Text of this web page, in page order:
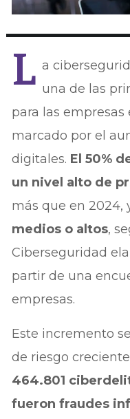
L a
una de las
para las
marcado por el
digitales. El 50%
un nivel alto de
más que en 2024,
medios o altos,
Ciberseguridad
partir de una
empresas.
Este incremento
de riesgo
464.801
fueron fraudes